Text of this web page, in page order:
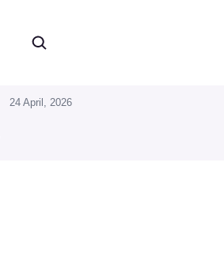
24 April, 2026